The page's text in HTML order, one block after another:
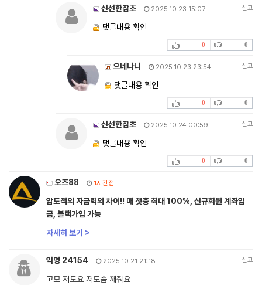
신선한잡초 2025.10.23 15:07 신고
댓글내용 확인
0 0
으네나니 2025.10.23 23:54 신고
댓글내용 확인
0 0
신선한잡초 2025.10.24 00:59 신고
댓글내용 확인
0 0
오즈88 1시간전
압도적의 자금력의 차이!! 매 첫충 최대 100%, 신규회원 계좌입
금, 블랙가입 가능
자세히 보기 >
익명 24154 2025.10.21 21:18 신고
고모 저도요 저도좀 깨줘요